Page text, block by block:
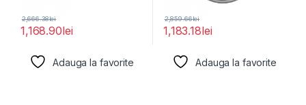
1,168.90lei
2,666.38lei
Adauga la favorite
1,183.18lei
2,859.66lei
Adauga la favorite